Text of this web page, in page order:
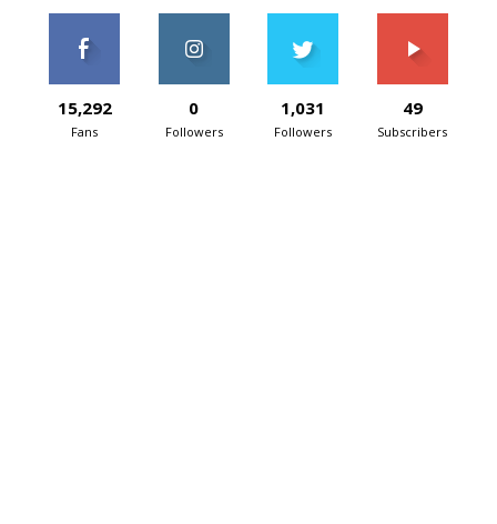
15,292
Fans
0
Followers
1,031
Followers
49
Subscribers